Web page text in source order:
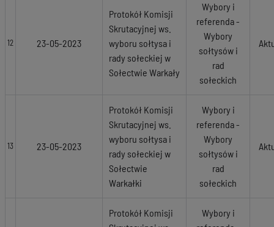
12 23-05-2023
Protokół Komisji
Skrutacyjnej ws.
wyboru sołtysa i
rady sołeckiej w
Sołectwie Warkały
Wybory i
referenda -
Wybory
sołtysów i
rad
sołeckich
13 23-05-2023
Protokół Komisji
Skrutacyjnej ws.
wyboru sołtysa i
rady sołeckiej w
Sołectwie
Warkałki
Wybory i
referenda -
Wybory
sołtysów i
rad
sołeckich
Protokół Komisji
Wybory i